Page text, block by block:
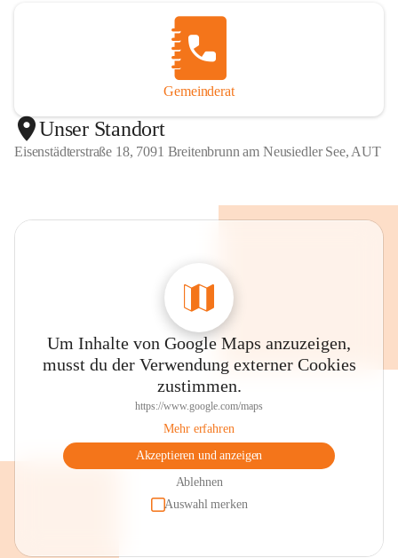
Gemeinderat
Unser Standort
Eisenstädterstraße 18, 7091 Breitenbrunn am Neusiedler See, AUT
Um Inhalte von Google Maps anzuzeigen,
musst du der Verwendung externer Cookies
zustimmen.
https://www.google.com/maps
Mehr erfahren
Akzeptieren und anzeigen
Ablehnen
Auswahl merken